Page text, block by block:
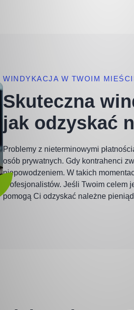
WINDYKACJA W TWOIM
Skuteczna
jak odzyskać
Problemy z nieterminowymi
osób prywatnych. Gdy kontrahenci
niepowodzeniem. W takich
profesjonalistów. Jeśli Twoim
pomogą Ci odzyskać należne